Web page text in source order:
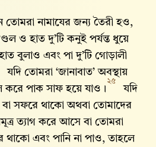
তোমরা নামাযের জন্য তৈরী হও,
ও হাত দু’টি কনুই পর্যন্ত ধুয়ে
বুলাও এবং পা দু’টি গোড়ালী
যদি তোমরা ‘জানাবাত’ অবস্থায়
পাক সাফ হয়ে যাও।
২৫
যদি
সফরে থাকো অথবা তোমাদের
ত্যাগ করে আসে বা তোমরা
থাকো এবং পানি না পাও, তাহলে